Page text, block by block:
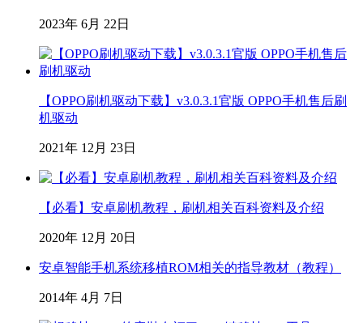
2023年 6月 22日
【OPPO刷机驱动下载】v3.0.3.1官版 OPPO手机售后刷
机驱动
2021年 12月 23日
【必看】安卓刷机教程，刷机相关百科资料及介绍
2020年 12月 20日
安卓智能手机系统移植ROM相关的指导教材（教程）
2014年 4月 7日